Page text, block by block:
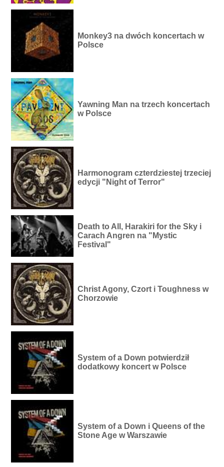
Monkey3 na dwóch koncertach w
Polsce
Yawning Man na trzech koncertach
w Polsce
Harmonogram czterdziestej trzeciej
edycji "Night of Terror"
Death to All, Harakiri for the Sky i
Carach Angren na "Mystic
Festival"
Christ Agony, Czort i Toughness w
Chorzowie
System of a Down potwierdził
dodatkowy koncert w Polsce
System of a Down i Queens of the
Stone Age w Warszawie